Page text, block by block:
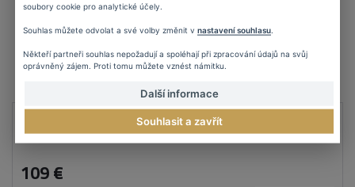
Abstrakcia ručne maľovaný obraz kvety
OBRAZ: M092
109 €
soubory cookie pro analytické účely.
Souhlas můžete odvolat a své volby změnit v nastavení souhlasu
Někteří partneři souhlas nepožadují a spoléhají při zpracování údajů na svůj
oprávněný zájem. Proti tomu můžete vznést námitku.
Další informace
Souhlasit a zavřít